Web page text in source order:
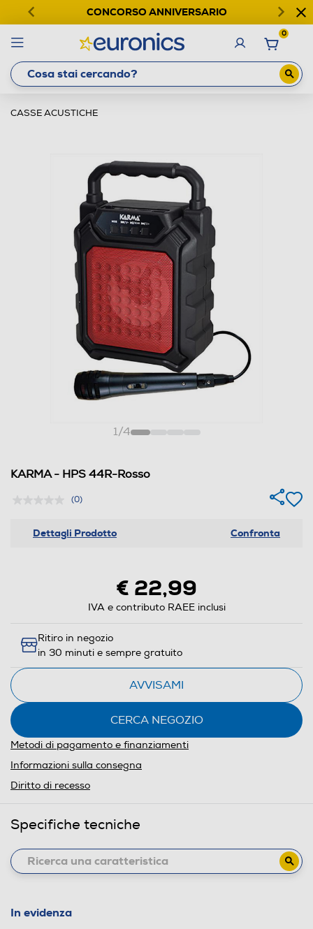
CONCORSO ANNIVERSARIO
0
CASSE ACUSTICHE
1/4
KARMA - HPS 44R-Rosso
(0)
Dettagli Prodotto Confronta
€ 22,99
IVA e contributo RAEE inclusi
Ritiro in negozio
in 30 minuti e sempre gratuito
AVVISAMI
CERCA NEGOZIO
Metodi di pagamento e finanziamenti
Informazioni sulla consegna
Diritto di recesso
Specifiche tecniche
In evidenza